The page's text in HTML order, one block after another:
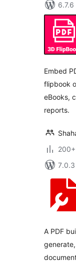
Embed
flipbook
eBooks,
reports.
A PDF